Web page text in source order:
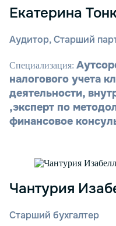
Екатерина
Аудитор, Старший
Специализация:
налогового учета
деятельности,
,эксперт по
финансовое
Чантурия
Старший бухгалтер